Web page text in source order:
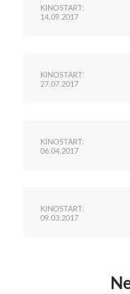
KINOSTART:
14.09.2017
KINOSTART:
27.07.2017
KINOSTART:
06.04.2017
KINOSTART:
09.03.2017